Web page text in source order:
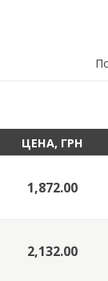
ЦЕНА, ГРН
1,872.00
2,132.00